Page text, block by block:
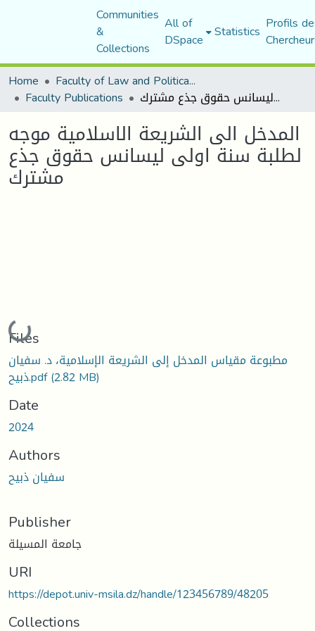
Communities
&
Collections
All of
DSpace Statistics Profils
Home
Faculty of Law and Political Science
Faculty Publications المدخل الى الشريعة الاسلامية موجه لطلبة سنة اولى ليسانس حقوق جذع مشترك
المدخل الى الشريعة الاسلامية موجه
لطلبة سنة اولى ليسانس حقوق جذع
مشترك
Loading...
Files
مطبوعة مقياس المدخل إلى الشريعة الإسلامية، د. سفيان
ذبيح.pdf(2.82 MB)
Date
2024
Authors
سفيان ذبيح
Publisher
جامعة المسيلة
URI
https://depot.univ-msila.dz/handle/123456789/48205
Collections